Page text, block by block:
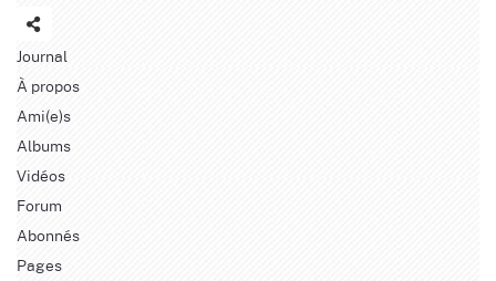
Journal
À propos
Ami(e)s
Albums
Vidéos
Forum
Abonnés
Pages